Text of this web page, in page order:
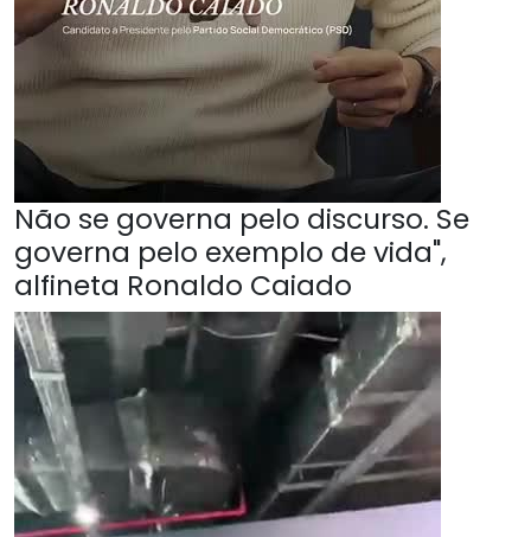
Não se governa pelo discurso. Se
governa pelo exemplo de vida",
alfineta Ronaldo Caiado